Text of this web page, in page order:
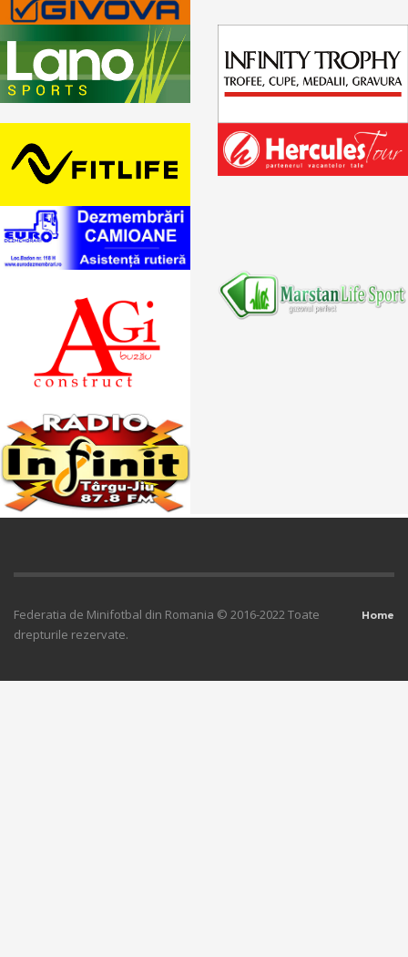
Home
Federatia de Minifotbal din Romania © 2016-2022 Toate
drepturile rezervate.